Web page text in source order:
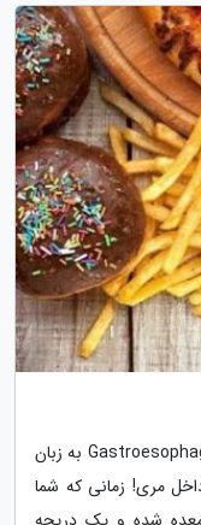
سیناپرس/ عارضه رفلکس معده یا Gastroesophageal reflux به زبان
مری! زمانی که شما